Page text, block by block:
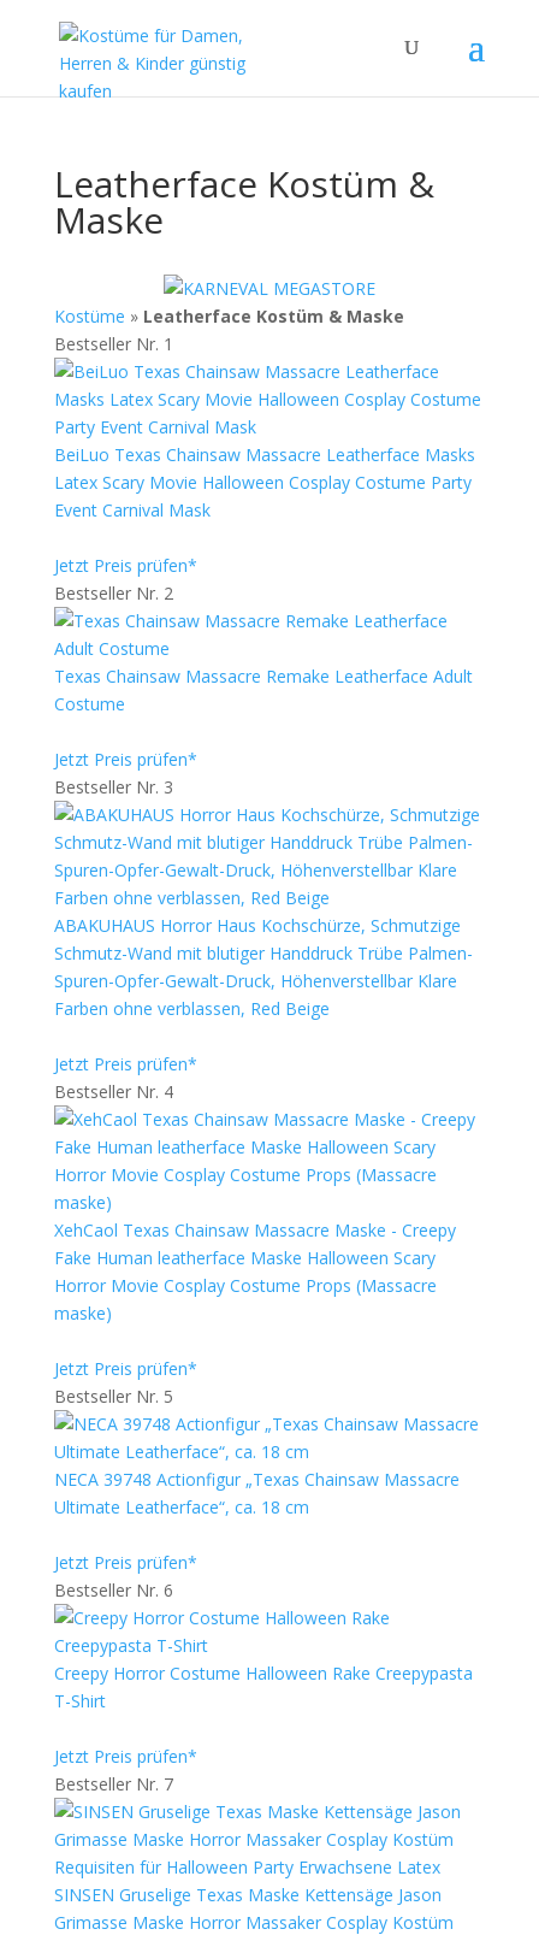
Leatherface Kostüm &
Maske
Kostüme » Leatherface Kostüm & Maske
Bestseller Nr. 1
BeiLuo Texas Chainsaw Massacre Leatherface Masks
Latex Scary Movie Halloween Cosplay Costume Party
Event Carnival Mask
Jetzt Preis prüfen*
Bestseller Nr. 2
Texas Chainsaw Massacre Remake Leatherface Adult
Costume
Jetzt Preis prüfen*
Bestseller Nr. 3
ABAKUHAUS Horror Haus Kochschürze, Schmutzige
Schmutz-Wand mit blutiger Handdruck Trübe Palmen-
Spuren-Opfer-Gewalt-Druck, Höhenverstellbar Klare
Farben ohne verblassen, Red Beige
Jetzt Preis prüfen*
Bestseller Nr. 4
XehCaol Texas Chainsaw Massacre Maske - Creepy
Fake Human leatherface Maske Halloween Scary
Horror Movie Cosplay Costume Props (Massacre
maske)
Jetzt Preis prüfen*
Bestseller Nr. 5
NECA 39748 Actionfigur „Texas Chainsaw Massacre
Ultimate Leatherface“, ca. 18 cm
Jetzt Preis prüfen*
Bestseller Nr. 6
Creepy Horror Costume Halloween Rake Creepypasta
T-Shirt
Jetzt Preis prüfen*
Bestseller Nr. 7
SINSEN Gruselige Texas Maske Kettensäge Jason
Grimasse Maske Horror Massaker Cosplay Kostüm